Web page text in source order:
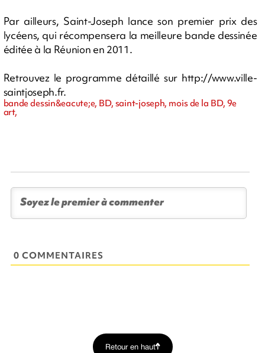
Par ailleurs, Saint-Joseph lance son premier prix des
lycéens, qui récompensera la meilleure bande dessinée
éditée à la Réunion en 2011.
Retrouvez le programme détaillé sur http://www.ville-
saintjoseph.fr.
bande dessin&eacute;e, BD, saint-joseph, mois de la BD, 9e
art,
0 COMMENTAIRES
Retour en haut